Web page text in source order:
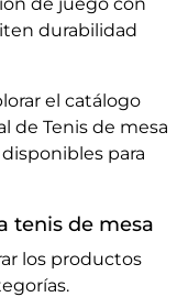
durabilidad
el catálogo
de Tenis de mesa
para
tenis de mesa
los productos